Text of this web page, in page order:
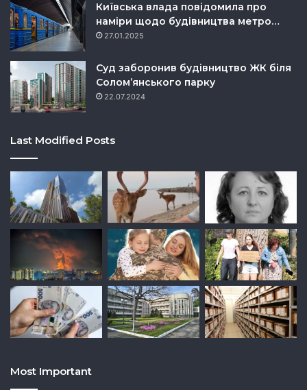
Київська влада повідомила про
наміри щодо будівництва метро…
27.01.2025
Суд заборонив будівництво ЖК біля
Солом’янського парку
22.07.2024
Last Modified Posts
Most Important